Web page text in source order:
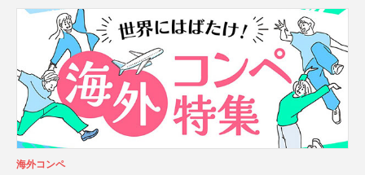
海外コンペ